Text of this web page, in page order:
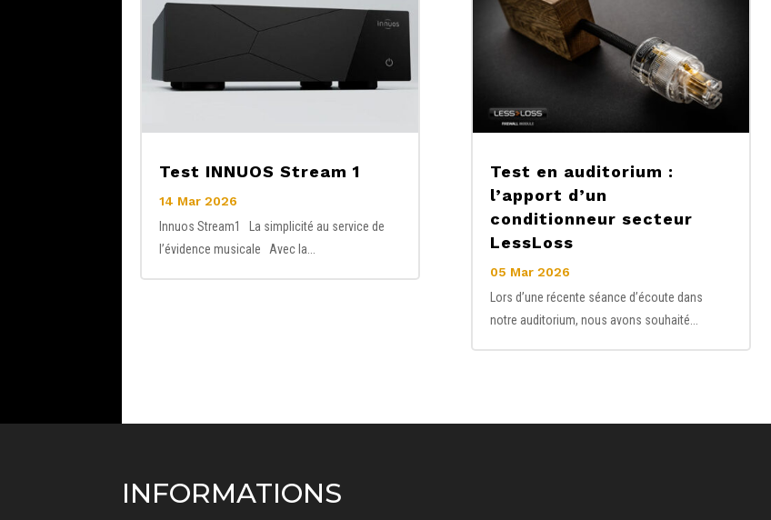
Test INNUOS Stream 1
14 Mar 2026
Innuos Stream1 La simplicité au service de
l’évidence musicale Avec la...
Test en auditorium :
l’apport d’un
conditionneur secteur
LessLoss
05 Mar 2026
Lors d’une récente séance d’écoute dans
notre auditorium, nous avons souhaité...
INFORMATIONS